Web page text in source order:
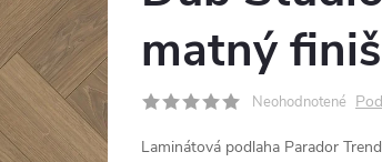
matný
Neohodnotené
Laminátová podlaha Parador